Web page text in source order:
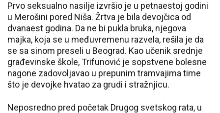
Prvo seksualno nasilje izvršio je u petnaestoj godini
u Merošini pored Niša. Žrtva je bila devojčica od
dvanaest godina. Da ne bi pukla bruka, njegova
majka, koja se u međuvremenu razvela, rešila je da
se sa sinom preseli u Beograd. Kao učenik srednje
građevinske škole, Trifunović je sopstvene bolesne
nagone zadovoljavao u prepunim tramvajima time
što je devojke hvatao za grudi i stražnjicu.
Neposredno pred početak Drugog svetskog rata, u